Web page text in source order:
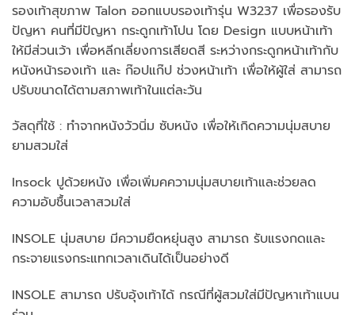
รองเท้าสุขภาพ Talon ออกแบบรองเท้ารุ่น W3237 เพื่อรองรับ
ปัญหา คนที่มีปัญหา กระดูกเท้าโปน โดย Design แบบหน้าเท้า
ให้มีส่วนเว้า เพื่อหลีกเลี่ยงการเสียดสี ระหว่างกระดูกหน้าเท้ากับ
หนังหน้ารองเท้า และ ก๊อปแก๊ป ช่วงหน้าเท้า เพื่อให้ผู้ใส่ สามารถ
ปรับขนาดได้ตามสภาพเท้าในแต่ละวัน
วัสดุที่ใช้ : ทำจากหนังวัวนิ่ม ซับหนัง เพื่อให้เกิดความนุ่มสบาย
ยามสวมใส่
Insock ปูด้วยหนัง เพื่อเพิ่มคความนุ่มสบายเท้าและช่วยลด
ความอับชื้นเวลาสวมใส่
INSOLE นุ่มสบาย มีความยืดหยุ่นสูง สามารถ รับแรงกดและ
กระจายแรงกระแทกเวลาเดินได้เป็นอย่างดี
INSOLE สามารถ ปรับอุ้งเท้าได้ กรณีที่ผู้สวมใส่มีปัญหาเท้าแบน